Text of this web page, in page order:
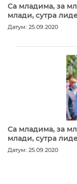
Са младима, за
млади, сутра
Датум: 25.09.2020
Са младима, за
млади, сутра
Датум: 25.09.2020